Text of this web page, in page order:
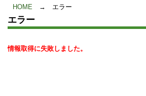
HOME → エラー
エラー
情報取得に失敗しました。